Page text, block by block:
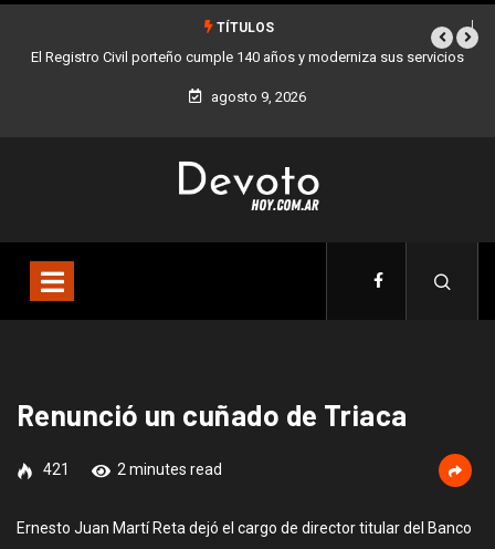
TÍTULOS
El Registro Civil porteño cumple 140 años y moderniza sus servicios
agosto 9, 2026
Renunció un cuñado de Triaca
421 2 minutes read
Ernesto Juan Martí Reta dejó el cargo de director titular del Banco